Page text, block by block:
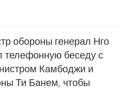
обороны генерал Нго
телефонную беседу с
Камбоджи и
Ти Банем, чтобы